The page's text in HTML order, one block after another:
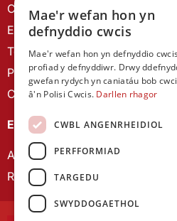
Canllawiau brandio
Ein Hanes
Telerau ac Amodau
Polisi Preifatrwydd
Cysylltu â ni
EIN CYHOEDDIADAU
Astudiaethau Cymreig
Rhwydwaith Ymchwil Gyrfa
Mae'r wefan hon yn
defnyddio cwcis
Mae'r wefan hon yn defnyddio
profiad y defnyddiwr. Drwy
gwefan rydych yn caniatáu bob
â'n Polisi Cwcis. Darllen rhagor
CWBL ANGENRHEIDIOL
PERFFORMIAD
TARGEDU
SWYDDOGAETHOL